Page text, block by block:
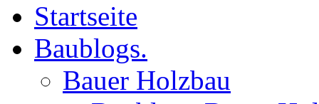
Startseite
Baublogs.
Bauer Holzbau